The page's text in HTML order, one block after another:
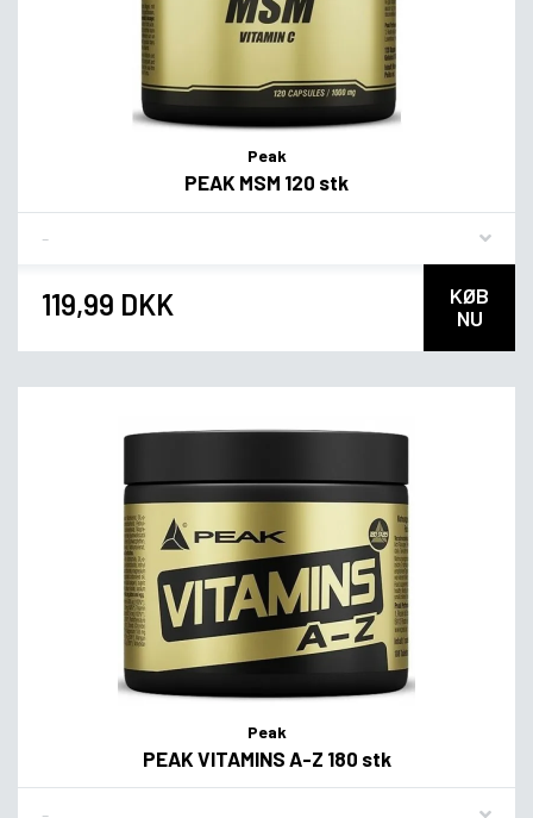
Peak
PEAK MSM 120 stk
119,99 DKK
KØB
NU
Peak
PEAK VITAMINS A-Z 180 stk